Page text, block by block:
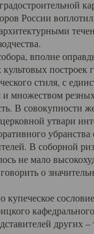
России
вполне
стиля, с
В совокупности
утвари
В соборной
не мало
о
купеческое
других